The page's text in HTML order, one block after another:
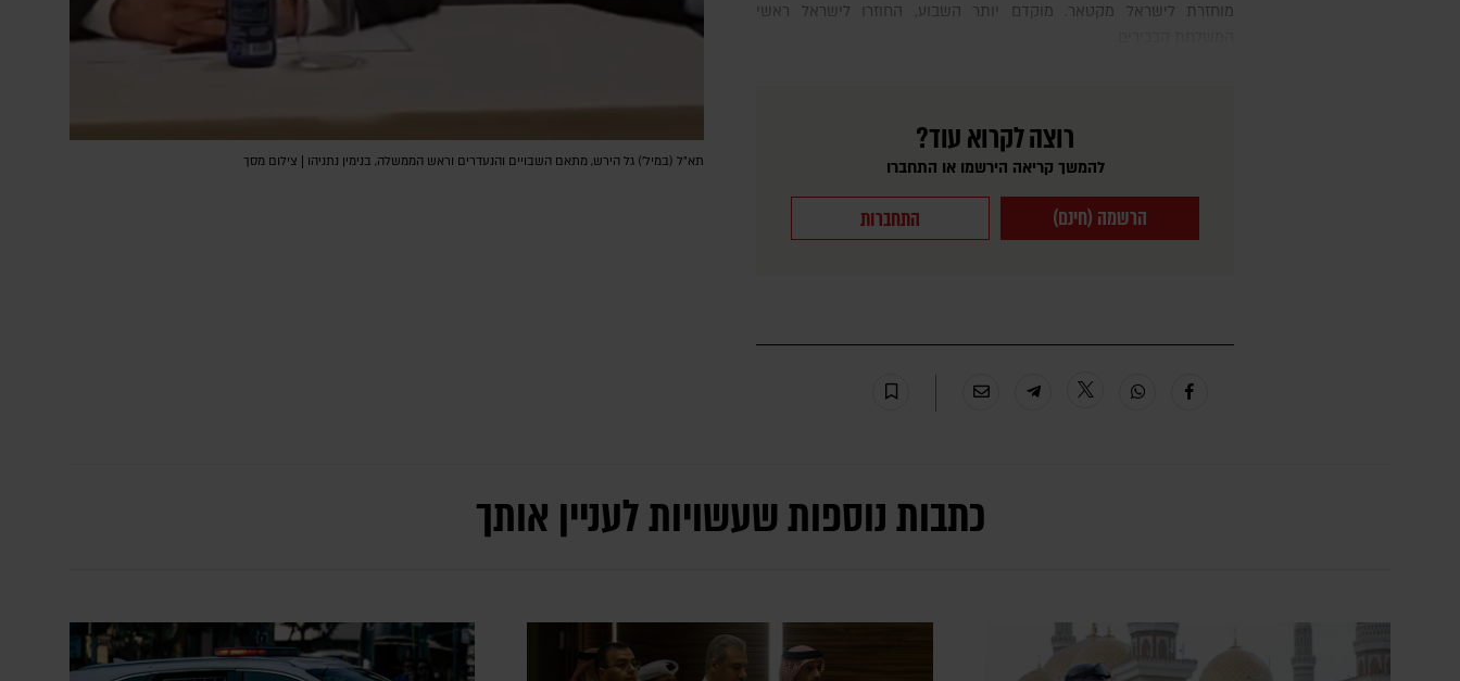
מוחזרת לישראל מקטאר. מוקדם יותר השבוע, החוזרו לישראל ראשי
רוצה לקרוא עוד?
להמשך קריאה הירשמו או התחברו
הרשמה (חינם) התחברות
תא״ל (במיל׳) גל הירש, מתאם השבויים והנעדרים וראש הממשלה, בנימין נתניהו | צילום מסך
כתבות נוספות שעשויות לעניין אותך